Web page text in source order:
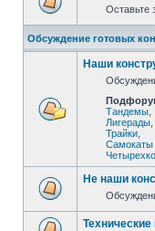
Оставьте
Обсуждение готовых
Наши
Тандемы
Лигерады
Трайки
Самокаты
Не наши